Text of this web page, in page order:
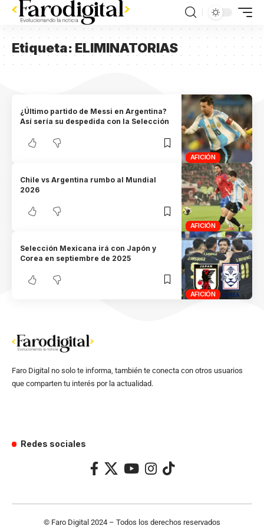
Etiqueta:ELIMINATORIAS
AFICIÓN
¿Último partido de Messi en Argentina?
Así sería su despedida con la Selección
AFICIÓN
Chile vs Argentina rumbo al Mundial
2026
AFICIÓN
Selección Mexicana irá con Japón y
Corea en septiembre de 2025
Faro Digital no solo te informa, también te conecta con otros usuarios
que comparten tu interés por la actualidad.
Redes sociales
© Faro Digital 2024 – Todos los derechos reservados